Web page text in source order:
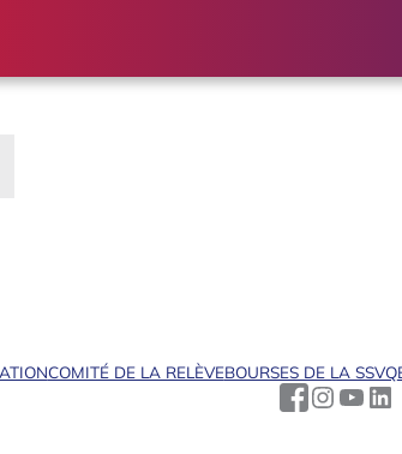
COMITÉ DE LA RELÈVEBOURSES DE LA SSVQ